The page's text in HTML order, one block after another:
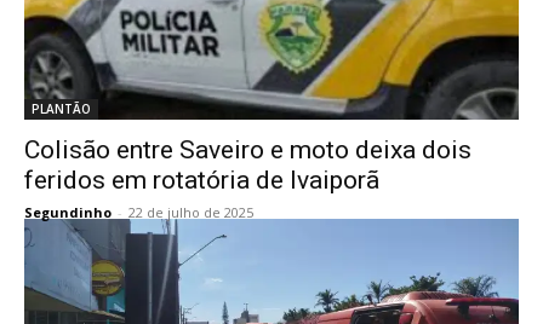
PLANTÃO
Colisão entre Saveiro e moto deixa dois
feridos em rotatória de Ivaiporã
Segundinho - 22 de julho de 2025